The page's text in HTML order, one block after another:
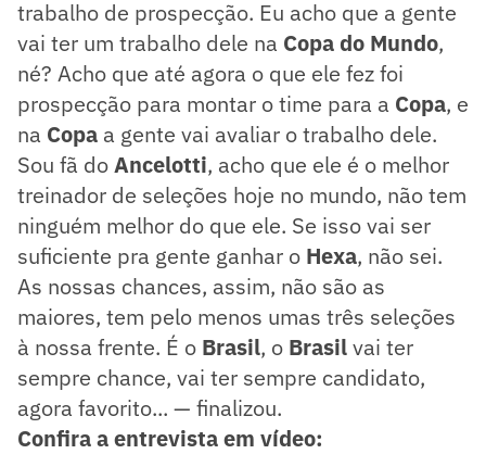
trabalho de prospecção. Eu acho que a gente
vai ter um trabalho dele na Copa do Mundo,
né? Acho que até agora o que ele fez foi
prospecção para montar o time para a Copa, e
na Copa a gente vai avaliar o trabalho dele.
Sou fã doAncelotti, acho que ele é o melhor
treinador de seleções hoje no mundo, não tem
ninguém melhor do que ele. Se isso vai ser
suficiente pra gente ganhar o Hexa, não sei.
As nossas chances, assim, não são as
maiores, tem pelo menos umas três seleções
à nossa frente. É o Brasil, o Brasilvai ter
sempre chance, vai ter sempre candidato,
agora favorito... — finalizou.
Confira a entrevista em vídeo: